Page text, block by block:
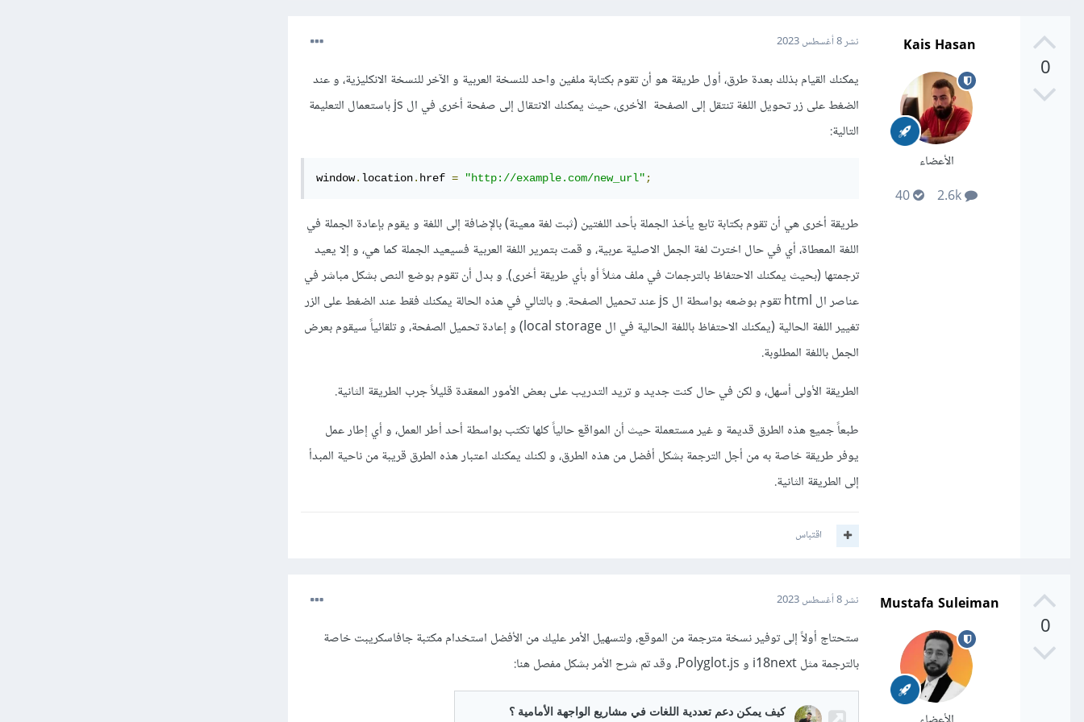
0
Kais Hasan
الأعضاء
نشر8 أغسطس 2023
يمكنك القيام بذلك بعدة طرق، أول طريقة هو أن تقوم بكتابة ملفين واحد للنسخة العربية و الآخر للنسخة الانكليزية، و عند
الضغط على زر تحويل اللغة تنتقل إلى الصفحة الأخرى، حيث يمكنك الانتقال إلى صفحة أخرى في ال js باستعمال التعليمة
التالية:
window. location. href = "http://example.com/new_url" ;
طريقة أخرى هي أن تقوم بكتابة تابع يأخذ الجملة بأحد اللغتين (ثبت لغة معينة) بالإضافة إلى اللغة و يقوم بإعادة الجملة في
اللغة المعطاة، أي في حال اخترت لغة الجمل الاصلية عربية، و قمت بتمرير اللغة العربية فسيعيد الجملة كما هي، و إلا يعيد
ترجمتها (بحيث يمكنك الاحتفاظ بالترجمات في ملف مثلاً أو بأي طريقة أخرى). و بدل أن تقوم بوضع النص بشكل مباشر في
عناصر ال html تقوم بوضعه بواسطة ال js عند تحميل الصفحة. و بالتالي في هذه الحالة يمكنك فقط عند الضغط على الزر
تغيير اللغة الحالية (يمكنك الاحتفاظ باللغة الحالية في ال local storage) و إعادة تحميل الصفحة، و تلقائياً سيقوم بعرض
الجمل باللغة المطلوبة.
الطريقة الأولى أسهل، و لكن في حال كنت جديد و تريد التدريب على بعض الأمور المعقدة قليلاً جرب الطريقة الثانية.
طبعاً جميع هذه الطرق قديمة و غير مستعملة حيث أن المواقع حالياً كلها تكتب بواسطة أحد أطر العمل، و أي إطار عمل
يوفر طريقة خاصة به من أجل الترجمة بشكل أفضل من هذه الطرق، و لكنك يمكنك اعتبار هذه الطرق قريبة من ناحية المبدأ
إلى الطريقة الثانية.
اقتباس
0
Mustafa Suleiman نشر8 أغسطس 2023
ستحتاج أولاً إلى توفير نسخة مترجمة من الموقع، ولتسهيل الأمر عليك من الأفضل استخدام مكتبة جافاسكريبت خاصة
بالترجمة مثل i18next و Polyglot.js، وقد تم شرح الأمر بشكل مفصل هنا: